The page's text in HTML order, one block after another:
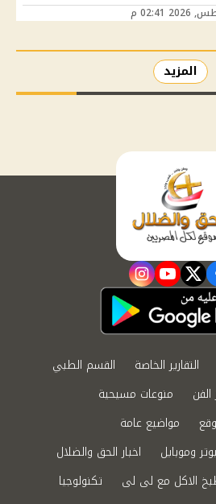
المزيد
twitter
youtube
instagram
التقارير الخاصة
القسم الطبي
الفن
منوعات مسيحية
مواضيع عامة
وموبايل
اخبار الحق والضلال
الاكل مع لى لى
تكنولوجيا